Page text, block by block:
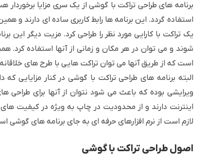
برنامه های طراحی تراکت با گوشی از یک سری مزایا
استفاده گردد. این برنامه ها رابط کاربری ساده ای دارند
یک تراکت با کارایی مورد نظر را طراحی کرد. مزیت دیگر
شوند و می توان در هر مکان و زمانی از آنها استفاده کرد.
است که از طریق آنها می توان تراکت هایی با طرح های خلاقانه
البته برنامه های طراحی تراکت با گوشی در کنار مزایایی
ویرایشی بوده که باعث می شود نتوان از آنها برای طراحی
اینترنت دارند و از محدودیت در چاپ به ویژه در کیفیت های
لازم است از نرم افزارهای حرفه ای به جای برنامه های گوشی
اصول طراحی تراکت با گوشی